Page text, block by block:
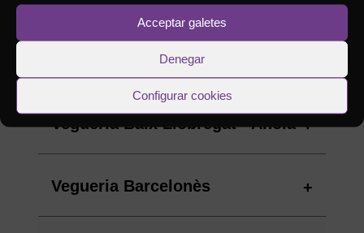
Acceptar galetes
Denegar
Configurar cookies
BC Baix Camp (1)
Anoia
AE Els Salats
AE Els Xarel·los
AE Ermessenda del Casc Antic
Veure llistat d'agrupaments
Vegueria Baix Llobregat - Anoia
Vegueria Barcelonès